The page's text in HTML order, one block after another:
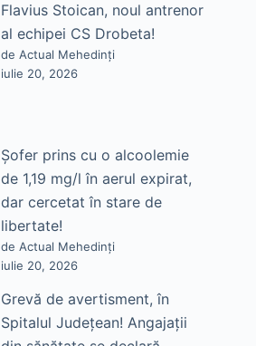
Flavius Stoican, noul antrenor
al echipei CS Drobeta!
de Actual Mehedinți
iulie 20, 2026
Șofer prins cu o alcoolemie
de 1,19 mg/l în aerul expirat,
dar cercetat în stare de
libertate!
de Actual Mehedinți
iulie 20, 2026
Grevă de avertisment, în
Spitalul Județean! Angajații